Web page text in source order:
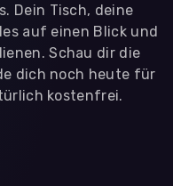
Dein Tisch, deine
auf einen Blick und
Schau dir die
dich noch heute für
kostenfrei.